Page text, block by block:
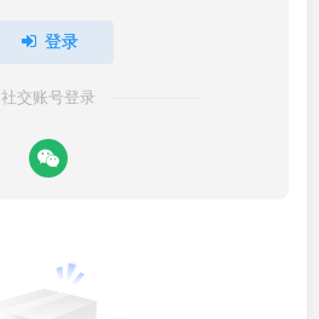
登录
社交账号登录